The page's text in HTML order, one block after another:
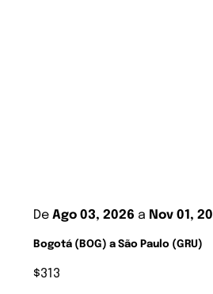
De Ago 03, 2026 a Nov 01,
Bogotá (BOG) a São Paulo (GRU)
$313